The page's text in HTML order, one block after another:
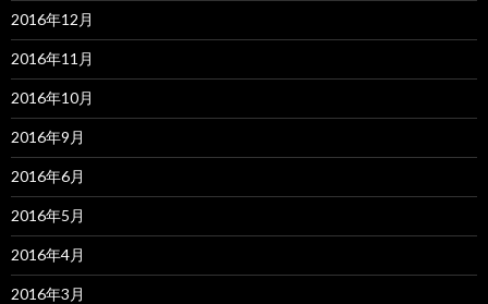
2016年12月
2016年11月
2016年10月
2016年9月
2016年6月
2016年5月
2016年4月
2016年3月